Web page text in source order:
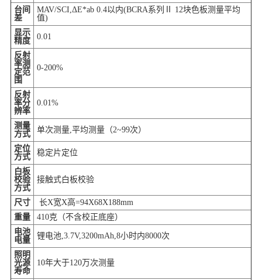
台间
差
MAV/SCI,ΔE*ab 0.4以内(BCRA系列Ⅱ 12块色板测量平均
值)
显示
精度
0.01
反射
率测
定范
围
0-200%
反射
率分
辨率
0.01%
测量
方式
单次测量,平均测量（2~99次）
定位
方式
稳定片定位
白板
校验
方式
接触式白板校验
尺寸
长X宽X高=94X68X188mm
重量
410克（不含校正底座）
电池
电量
锂电池,3.7V,3200mAh,8小时内8000次
照明
光源
寿命
10年大于120万次测量